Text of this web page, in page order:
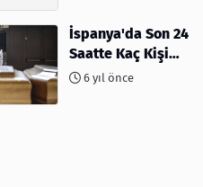
İspanya'da Son 24
Saatte Kaç Kişi
Öldü6 yıl önce